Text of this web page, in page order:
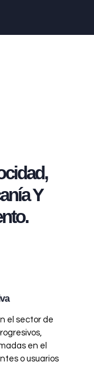
Y
el sector de
en el
o usuarios